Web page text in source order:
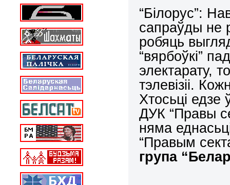
“Білорус”:
сапраўды не
робяць
“вярбоўкі”
электарату,
тэлевізіі.
Хтосьці едзе
ДУК “Правы
няма
“Правым
група